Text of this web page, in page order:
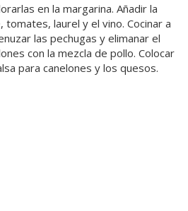
en la margarina. Añadir la
laurel y el vino. Cocinar a
las pechugas y elimanar el
con la mezcla de pollo. Colocar
para canelones y los quesos.